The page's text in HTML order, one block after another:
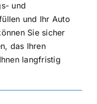
und
und Ihr Auto
Sie sicher
das Ihren
langfristig